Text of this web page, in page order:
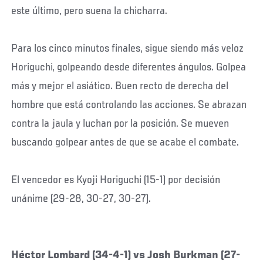
este último, pero suena la chicharra.
Para los cinco minutos finales, sigue siendo más veloz
Horiguchi, golpeando desde diferentes ángulos. Golpea
más y mejor el asiático. Buen recto de derecha del
hombre que está controlando las acciones. Se abrazan
contra la jaula y luchan por la posición. Se mueven
buscando golpear antes de que se acabe el combate.
El vencedor es Kyoji Horiguchi (15-1) por decisión
unánime (29-28, 30-27, 30-27).
Héctor Lombard (34-4-1) vs Josh Burkman (27-